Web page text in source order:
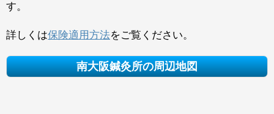
す。
詳しくは保険適用方法をご覧ください。
南大阪鍼灸所の周辺地図